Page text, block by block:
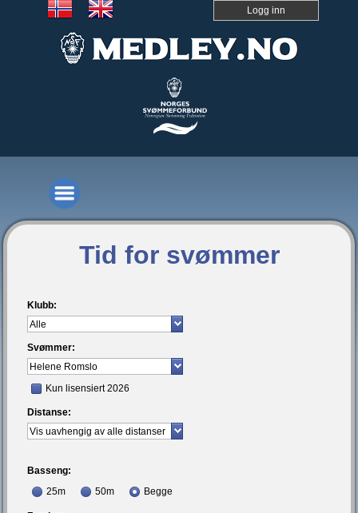
Logg inn
Tid for svømmer
Klubb:
Svømmer:
Kun lisensiert 2026
Distanse:
Basseng:
25m
50m Begge